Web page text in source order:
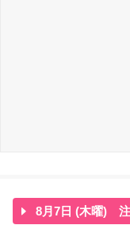
8月7日 (木曜)